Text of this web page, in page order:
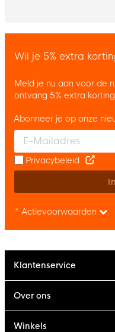
Wil je 5% extra
Meld je nu aan voor de
ontvang 5% extra
Enter your email and
Abonneer je op onze
Privacybeleid
* Actievoorwaarden
Klantenservice
Over ons
Winkels